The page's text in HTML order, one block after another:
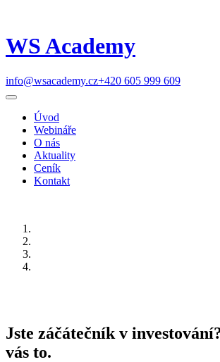
WS Academy
info@wsacademy.cz+420 605 999 609
Úvod
Webináře
O nás
Aktuality
Ceník
Kontakt
Jste záčátečník v
vás to.